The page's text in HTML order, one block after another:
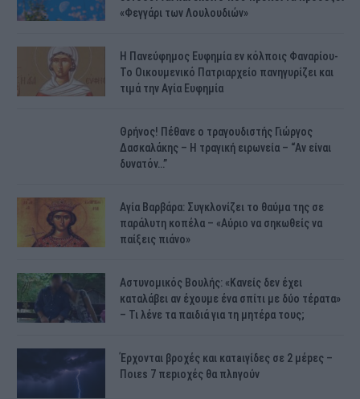
«Φεγγάρι των Λουλουδιών»
H Πανεύφημος Ευφημία εν κόλποις Φαναρίου-
Το Οικουμενικό Πατριαρχείο πανηγυρίζει και
τιμά την Αγία Ευφημία
Θρήνος! Πέθανε ο τραγουδιστής Γιώργος
Δασκαλάκης – Η τραγική ειρωνεία – “Αν είναι
δυνατόν…”
Αγία Βαρβάρα: Συγκλονίζει το θαύμα της σε
παράλυτη κοπέλα – «Αύριο να σηκωθείς να
παίξεις πιάνο»
Αστυνομικός Bουλής: «Κανείς δεν έχει
καταλάβει αν έχουμε ένα σπίτι με δύο τέρατα»
– Τι λένε τα παιδιά για τη μητέρα τους;
Έρχονται βροχές και κατaιγίδες σε 2 μέpες –
Ποιεs 7 πεpιοχές θα πλnγούν